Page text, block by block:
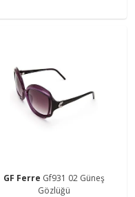
GF Ferre Gf931 02 Güneş
Gözlüğü